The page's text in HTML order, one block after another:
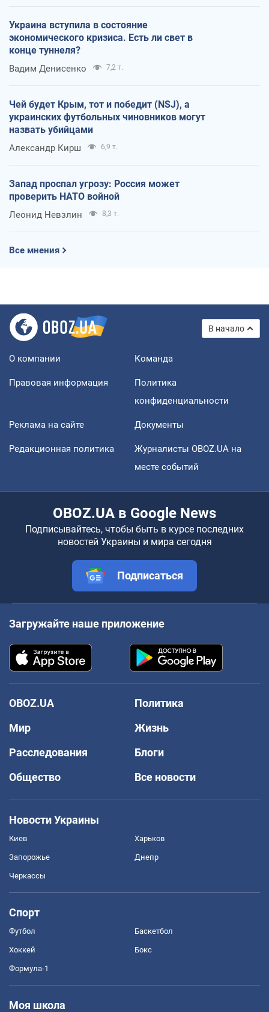
Украина вступила в состояние
экономического кризиса. Есть ли свет в
конце туннеля?
Вадим Денисенко 7,2 т.
Чей будет Крым, тот и победит (NSJ), а
украинских футбольных чиновников могут
назвать убийцами
Александр Кирш 6,9 т.
Запад проспал угрозу: Россия может
проверить НАТО войной
Леонид Невзлин 8,3 т.
Все мнения
В начало
О компании Команда
Правовая информация
Политика
конфиденциальности
Реклама на сайте Документы
Редакционная политика
Журналисты OBOZ.UA на
месте событий
OBOZ.UA в Google News
Подписывайтесь, чтобы быть в курсе последних
новостей Украины и мира сегодня
Подписаться
Загружайте наше приложение
OBOZ.UA
Политика
Мир
Жизнь
Расследования
Блоги
Общество
Все новости
Новости Украины
Киев Харьков
Запорожье Днепр
Черкассы
Спорт
Футбол Баскетбол
Хоккей Бокс
Формула-1
Моя школа